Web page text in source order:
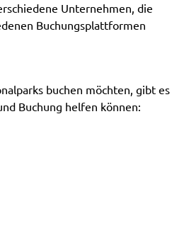
Unternehmen, die
Buchungsplattformen
buchen möchten, gibt es
Buchung helfen können: